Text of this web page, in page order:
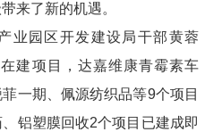
来了新的机遇。
业园区开发建设局干部黄蓉
建项目，达嘉维康青霉素车
一期、佩源纺织品等9个项目
铝塑膜回收2个项目已建成即